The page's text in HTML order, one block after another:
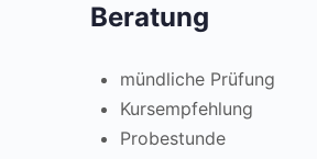
Beratung
mündliche Prüfung
Kursempfehlung
Probestunde